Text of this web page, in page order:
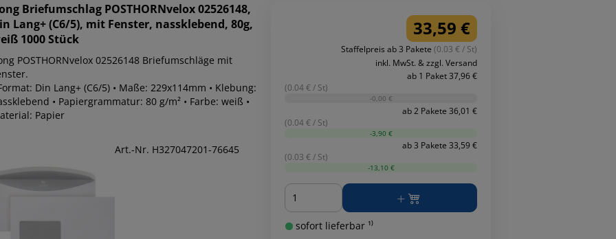
Briefumschlag POSTHORNvelox 02526148,
Lang+ (C6/5), mit Fenster, nassklebend, 80g,
1000 Stück
POSTHORNvelox 02526148 Briefumschläge mit
Din Lang+ (C6/5) • Maße: 229x114mm • Klebung:
• Papiergrammatur: 80 g/m² • Farbe: weiß •
Papier
Art.-Nr. H327047201-76645
33,59 €
Staffelpreis ab 3 Pakete (0.03 € / St)
inkl. MwSt. & zzgl. Versand
ab 1 Paket 37,96 €
(0.04 € / St)
-0,00 €
ab 2 Pakete 36,01 €
(0.04 € / St)
-3,90 €
ab 3 Pakete 33,59 €
(0.03 € / St)
-13,10 €
Menge
sofort lieferbar ¹⁾